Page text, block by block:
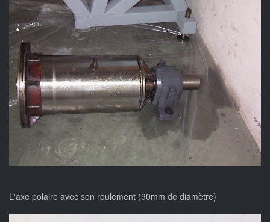
L'axe polaire avec son roulement (90mm de diamètre)